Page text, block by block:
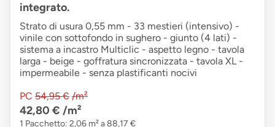
integrato.
Strato di usura 0,55 mm - 33 mestieri (intensivo) -
vinile con sottofondo in sughero - giunto (4 lati) -
sistema a incastro Multiclic - aspetto legno - tavola
larga - beige - goffratura sincronizzata - tavola XL -
impermeabile - senza plastificanti nocivi
PC 54,95 € /m²
42,80 € /m²
1 Pacchetto: 2,06 m² a 88,17 €